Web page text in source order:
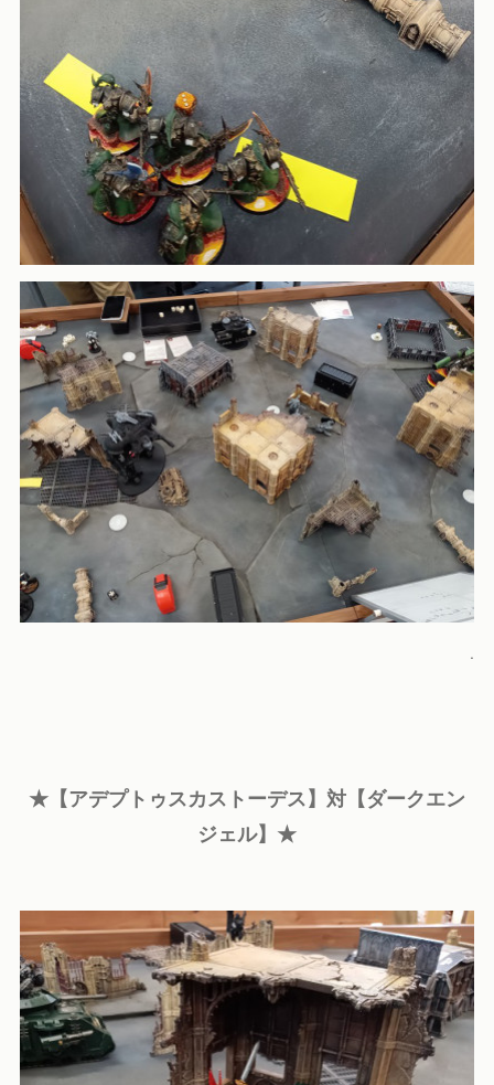
.
★【アデプトゥスカストーデス】対【ダークエン
ジェル】★